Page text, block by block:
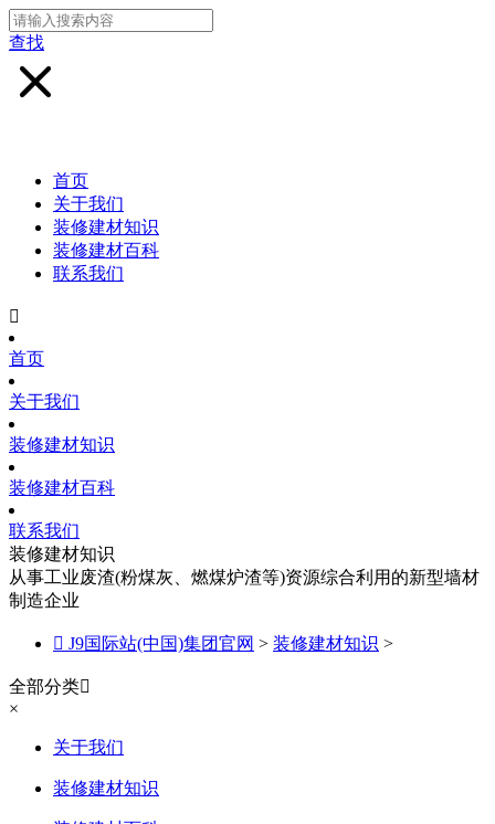
查找
首页
关于我们
装修建材知识
装修建材百科
联系我们

首页
关于我们
装修建材知识
装修建材百科
联系我们
装修建材知识
从事工业废渣(粉煤灰、燃煤炉渣等)资源综合利用的新型墙材
制造企业
 J9国际站(中国)集团官网 > 装修建材知识 >
全部分类
×
关于我们
装修建材知识